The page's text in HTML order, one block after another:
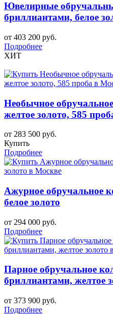
Ювелирные
бриллиантами, белое
от 403 200 руб.
Подробнее
ХИТ
Необычное
желтое золото, 585
от 283 500 руб.
Купить
Подробнее
Ажурное обручальное
белое золото
от 294 000 руб.
Подробнее
Парное обручальное
бриллиантами, желтое
от 373 900 руб.
Подробнее